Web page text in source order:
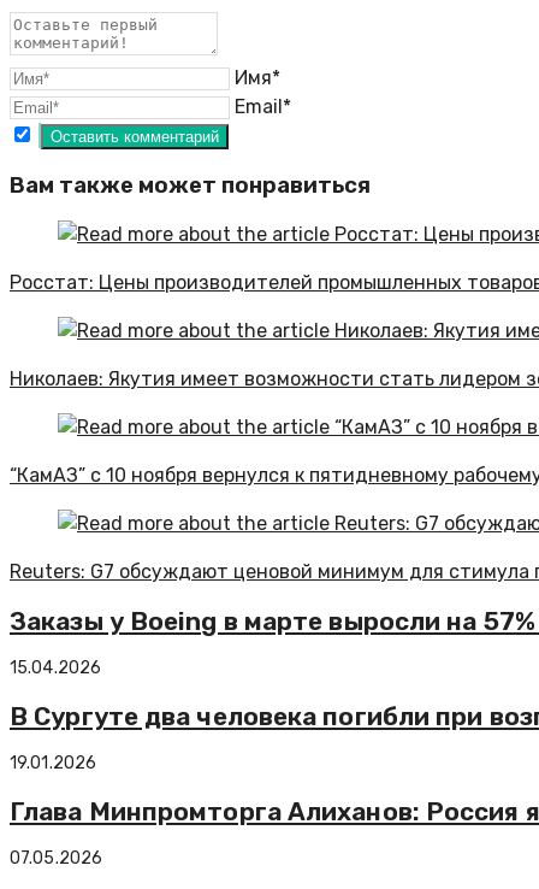
Имя*
Email*
Вам также может понравиться
Росстат: Цены производителей промышленных
Николаев: Якутия имеет возможности стать лидером
“КамАЗ” с 10 ноября вернулся к пятидневному
Reuters: G7 обсуждают ценовой минимум для стимула
Заказы у Boeing в марте выросли на
15.04.2026
В Сургуте два человека погибли при
19.01.2026
Глава Минпромторга Алиханов:
07.05.2026